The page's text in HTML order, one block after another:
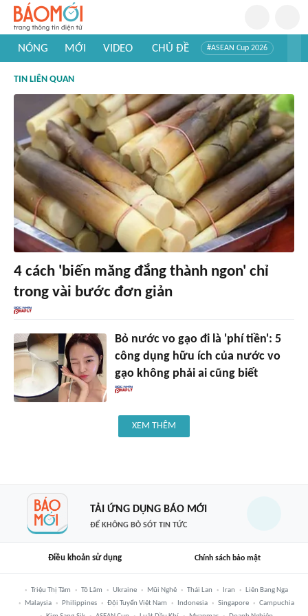
NÓNG MỚI VIDEO CHỦ ĐỀ #ASEAN Cup 2026
#Khám phá thế giới
TIN LIÊN QUAN
4 cách 'biến măng đắng thành ngon' chỉ
trong vài bước đơn giản
Bỏ nước vo gạo đi là 'phí tiền': 5
công dụng hữu ích của nước vo
gạo không phải ai cũng biết
XEM THÊM
TẢI ỨNG DỤNG BÁO MỚI
ĐỂ KHÔNG BỎ SÓT TIN TỨC
Điều khoản sử dụng Chính sách bảo mật
Triệu Thị Tâm Tô Lâm Ukraine Mũi Nghê Thái Lan Iran
Liên Bang Nga
Malaysia
Philippines Đội Tuyển Việt Nam Indonesia Singapore
Campuchia